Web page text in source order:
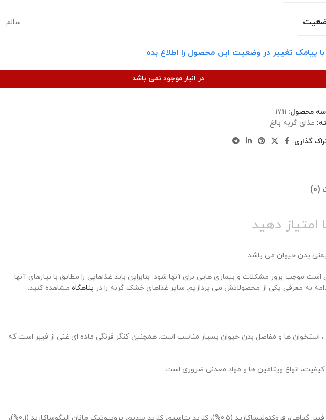
سالم
با پیامک تغییر در وضعیت این محصول را اطلاع بده
در انبار موجود نمی باشد
محصول: 1711
غذای گربه بالغ
گذاری:
امتیاز دهید
بدن حیوان می باشد.
بروز مشکلات و بیماری هایی برای آنها شود. بنابراین باید غذاهایی را مطابق با نیازهای آنها
به معرفی یکی از محصولاتش می پردازیم. سایر غذاهای خشک گربه را در پناهگاه مشاهده کنید.
ها و مفاصل بدن حیوان بسیار مناسب است. همچنین کنگر فرنگی ماده ای غنی از فیبر است که
کیفیت، انواع ویتامین ها و مواد معدنی ضروری است.